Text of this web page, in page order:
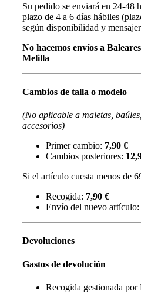
Su pedido se enviará en 24-48
plazo de 4 a 6 días hábiles
según disponibilidad y
No hacemos envíos a
Melilla
Cambios de talla o modelo
(No aplicable a maletas,
accesorios)
Primer cambio: 7,90 €
Cambios posteriores:
Si el artículo cuesta menos de
Recogida: 7,90 €
Envío del nuevo artículo:
Devoluciones
Gastos de devolución
Recogida gestionada